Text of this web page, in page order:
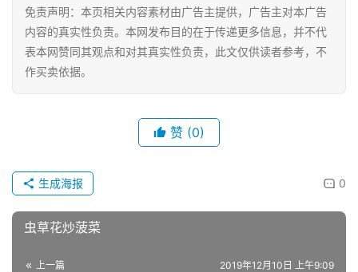
系
我
们
免责声明：本页相关内容素材由广告主提供，广告主对本广告
内容的真实性负责。本网发布目的在于传递更多信息，并不代
表本网赞同其观点和对其真实性负责，此文仅供读者参考，不
作买卖依据。
赞 (0)
0
生成海报
虫草花炒菠菜
上一篇 2019年12月10日 上午9:09